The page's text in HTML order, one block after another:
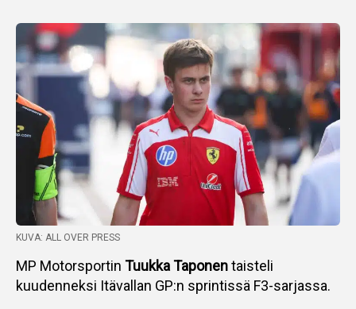
KUVA: ALL OVER PRESS
MP Motorsportin Tuukka Taponentaisteli
kuudenneksi Itävallan GP:n sprintissä F3-sarjassa.